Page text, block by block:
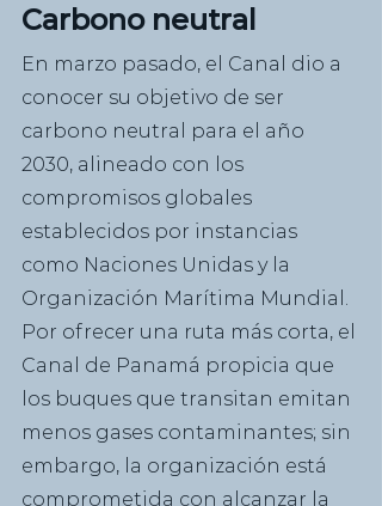
Carbono neutral
En marzo pasado, el Canal dio a
conocer su objetivo de ser
carbono neutral para el año
2030, alineado con los
compromisos globales
establecidos por instancias
como Naciones Unidas y la
Organización Marítima Mundial.
Por ofrecer una ruta más corta, el
Canal de Panamá propicia que
los buques que transitan emitan
menos gases contaminantes; sin
embargo, la organización está
comprometida con alcanzar la